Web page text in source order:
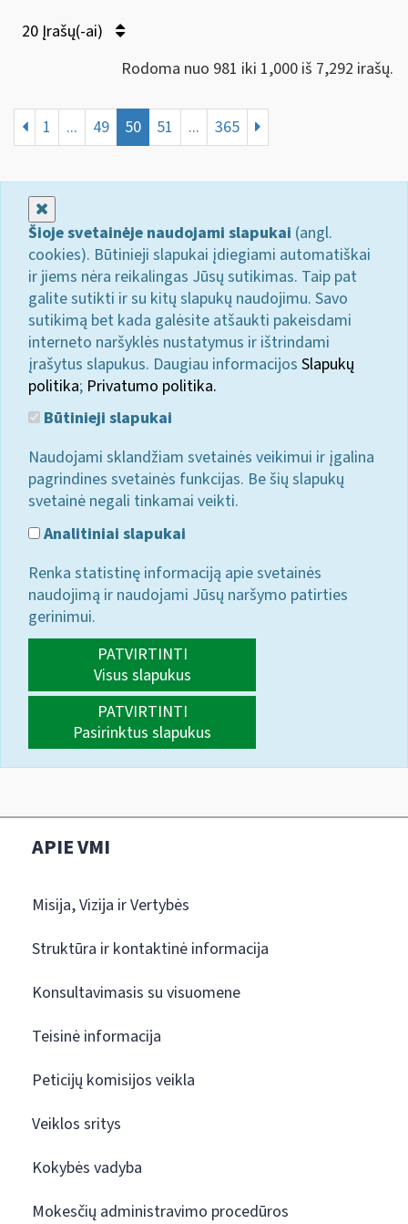
20 Įrašų(-ai)
Rodoma nuo 981 iki 1,000 iš 7,292 irašų.
1 ... 49 50 51 ... 365
Šioje svetainėje naudojami slapukai (angl.
cookies). Būtinieji slapukai įdiegiami automatiškai
ir jiems nėra reikalingas Jūsų sutikimas. Taip pat
galite sutikti ir su kitų slapukų naudojimu. Savo
sutikimą bet kada galėsite atšaukti pakeisdami
interneto naršyklės nustatymus ir ištrindami
įrašytus slapukus. Daugiau informacijos Slapukų
politika; Privatumo politika.
Būtinieji slapukai
Naudojami sklandžiam svetainės veikimui ir įgalina
pagrindines svetainės funkcijas. Be šių slapukų
svetainė negali tinkamai veikti.
Analitiniai slapukai
Renka statistinę informaciją apie svetainės
naudojimą ir naudojami Jūsų naršymo patirties
gerinimui.
PATVIRTINTI
Visus slapukus
PATVIRTINTI
Pasirinktus slapukus
APIE VMI
Misija, Vizija ir Vertybės
Struktūra ir kontaktinė informacija
Konsultavimasis su visuomene
Teisinė informacija
Peticijų komisijos veikla
Veiklos sritys
Kokybės vadyba
Mokesčių administravimo procedūros